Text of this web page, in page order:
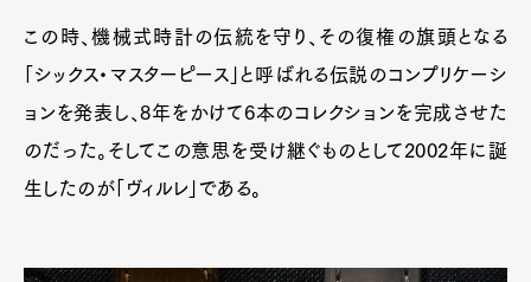
この時、機械式時計の伝統を守り、その復権の旗頭となる
「シックス・マスターピース」と呼ばれる伝説のコンプリケーシ
ョンを発表し、8年をかけて6本のコレクションを完成させた
のだった。そしてこの意思を受け継ぐものとして2002年に誕
生したのが「ヴィルレ」である。